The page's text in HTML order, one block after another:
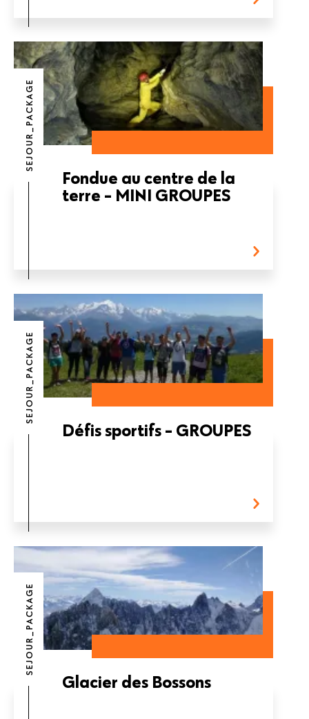
SEJOUR_PACKAGE
Fondue au centre de la
terre - MINI GROUPES
SEJOUR_PACKAGE
Défis sportifs - GROUPES
SEJOUR_PACKAGE
Glacier des Bossons